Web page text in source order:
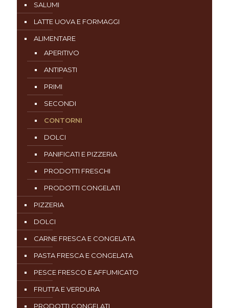
SALUMI
LATTE UOVA E FORMAGGI
ALIMENTARE
APERITIVO
ANTIPASTI
PRIMI
SECONDI
CONTORNI
DOLCI
PANIFICATI E PIZZERIA
PRODOTTI FRESCHI
PRODOTTI CONGELATI
PIZZERIA
DOLCI
CARNE FRESCA E CONGELATA
PASTA FRESCA E CONGELATA
PESCE FRESCO E AFFUMICATO
FRUTTA E VERDURA
PRODOTTI CONGELATI